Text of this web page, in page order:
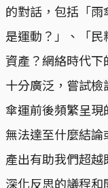
的對話，包括「
是運動？」、「
資產？網絡時代
十分廣泛，嘗試
傘運前後頻繁呈
無法達至什麼結
產出有助我們超越
深化反思的議程